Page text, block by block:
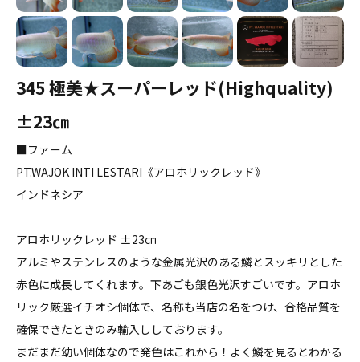
345 極美★スーパーレッド(Highquality)
±23㎝
■ファーム
PT.WAJOK INTI LESTARI《アロホリックレッド》
インドネシア
アロホリックレッド ±23㎝
アルミやステンレスのような金属光沢のある鱗とスッキリとした
赤色に成長してくれます。下あごも銀色光沢すごいです。アロホ
リック厳選イチオシ個体で、名称も当店の名をつけ、合格品質を
確保できたときのみ輸入ししております。
まだまだ幼い個体なので発色はこれから！よく鱗を見るとわかる